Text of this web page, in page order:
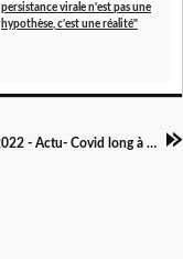
persistance virale n'est pas une
hypothèse, c'est une réalité"
(FR) Article 29 Avril 2022 - Actu- Covid long à Caen : Nathalie, mère de 3 enfants, en souffre depuis deux ans